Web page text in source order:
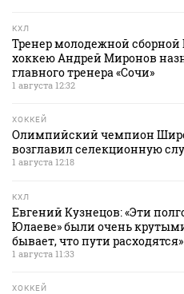
КХЛ
Тренер молодежной сборной
хоккею Андрей Миронов
главного тренера «Сочи»
1 августа 12:32
ХОККЕЙ
Олимпийский чемпион
возглавил селекционную
1 августа 12:18
КХЛ
Евгений Кузнецов: «Эти
Юлаеве» были очень
бывает, что пути расходятся»
1 августа 11:33
ХОККЕЙ